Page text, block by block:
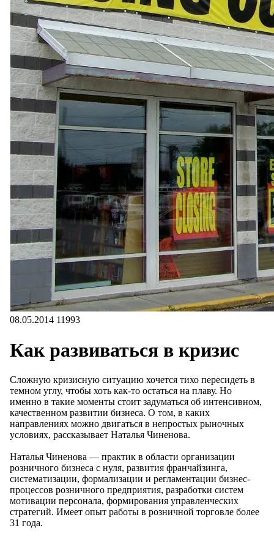
08.05.2014 11993
Как развиваться в кризис
Сложную кризисную ситуацию хочется тихо пересидеть в
темном углу, чтобы хоть как-то остаться на плаву. Но
именно в такие моменты стоит задуматься об интенсивном,
качественном развитии бизнеса. О том, в каких
направлениях можно двигаться в непростых рыночных
условиях, рассказывает Наталья Чиненова.
Наталья Чиненова — практик в области организации
розничного бизнеса с нуля, развития франчайзинга,
систематизации, формализации и регламентации бизнес-
процессов розничного предприятия, разработки систем
мотивации персонала, формирования управленческих
стратегий. Имеет опыт работы в розничной торговле более
31 года.